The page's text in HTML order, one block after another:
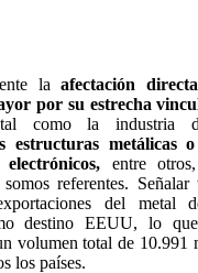
laafectación
por su estrecha
como la industria
estructuras metálicas
entre
referentes.
del metal
destino EEUU, lo
volumen total de 10.991
los países.